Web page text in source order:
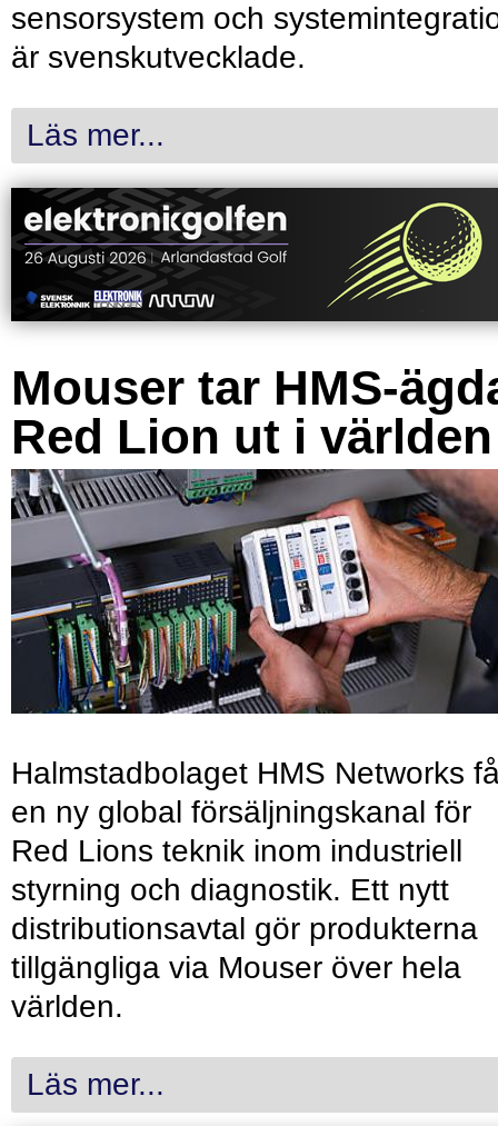
sensorsystem och
är svenskutvecklade.
Läs mer...
Mouser tar HMS-
Red Lion ut i världen
Halmstadbolaget HMS Networks
en ny global försäljningskanal för
Red Lions teknik inom industriell
styrning och diagnostik. Ett nytt
distributionsavtal gör produkterna
tillgängliga via Mouser över hela
världen.
Läs mer...